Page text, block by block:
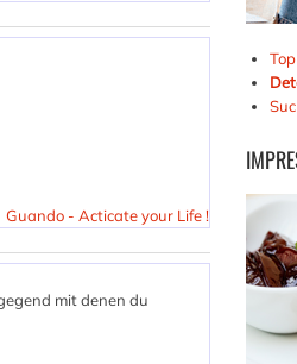
Guando - Acticate your Life !
mit denen du